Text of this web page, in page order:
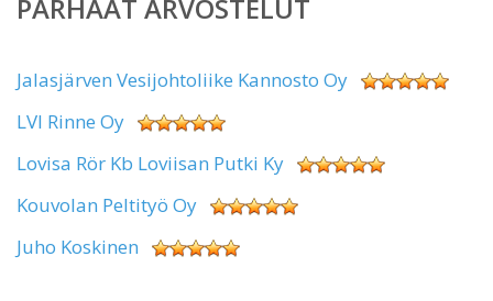
PARHAAT ARVOSTELUT
Jalasjärven Vesijohtoliike Kannosto Oy
LVI Rinne Oy
Lovisa Rör Kb Loviisan Putki Ky
Kouvolan Peltityö Oy
Juho Koskinen